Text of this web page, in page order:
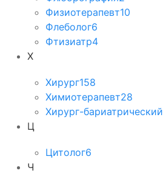
Физиотерапевт10
Флеболог6
Фтизиатр4
Х
Хирург158
Химиотерапевт28
Хирург-бариатрический
Ц
Цитолог6
Ч